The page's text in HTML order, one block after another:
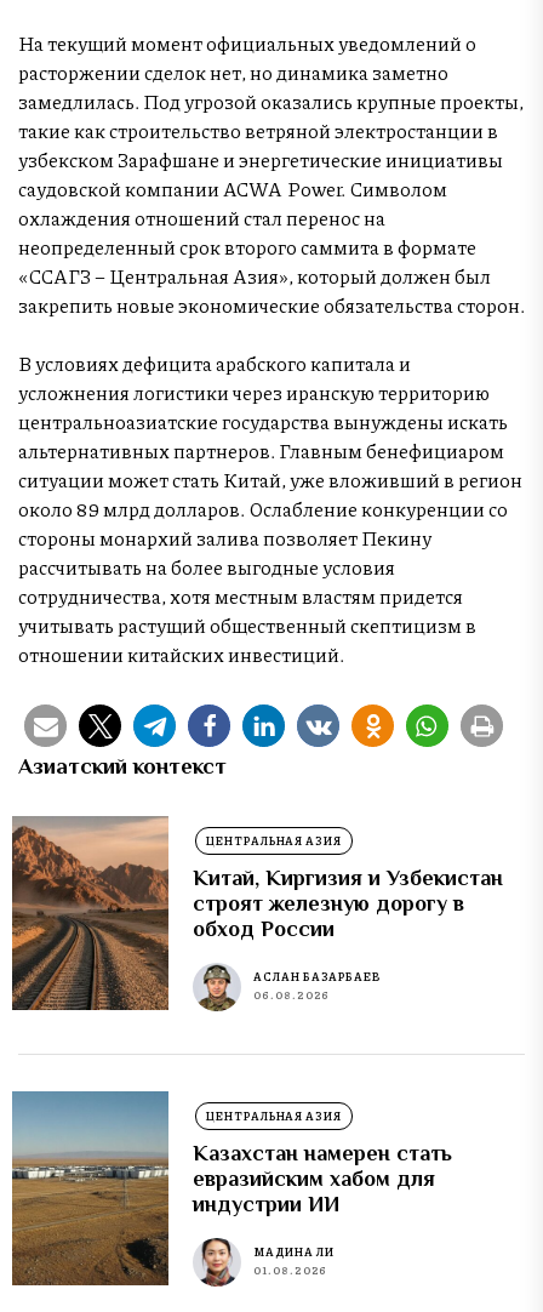
На текущий момент официальных уведомлений о
расторжении сделок нет, но динамика заметно
замедлилась. Под угрозой оказались крупные проекты,
такие как строительство ветряной электростанции в
узбекском Зарафшане и энергетические инициативы
саудовской компании ACWA Power. Символом
охлаждения отношений стал перенос на
неопределенный срок второго саммита в формате
«ССАГЗ – Центральная Азия», который должен был
закрепить новые экономические обязательства сторон.
В условиях дефицита арабского капитала и
усложнения логистики через иранскую территорию
центральноазиатские государства вынуждены искать
альтернативных партнеров. Главным бенефициаром
ситуации может стать Китай, уже вложивший в регион
около 89 млрд долларов. Ослабление конкуренции со
стороны монархий залива позволяет Пекину
рассчитывать на более выгодные условия
сотрудничества, хотя местным властям придется
учитывать растущий общественный скептицизм в
отношении китайских инвестиций.
Азиатский контекст
ЦЕНТРАЛЬНАЯ АЗИЯ
Китай, Киргизия и Узбекистан
строят железную дорогу в
обход России
АСЛАН БАЗАРБАЕВ
06.08.2026
ЦЕНТРАЛЬНАЯ АЗИЯ
Казахстан намерен стать
евразийским хабом для
индустрии ИИ
МАДИНА ЛИ
01.08.2026